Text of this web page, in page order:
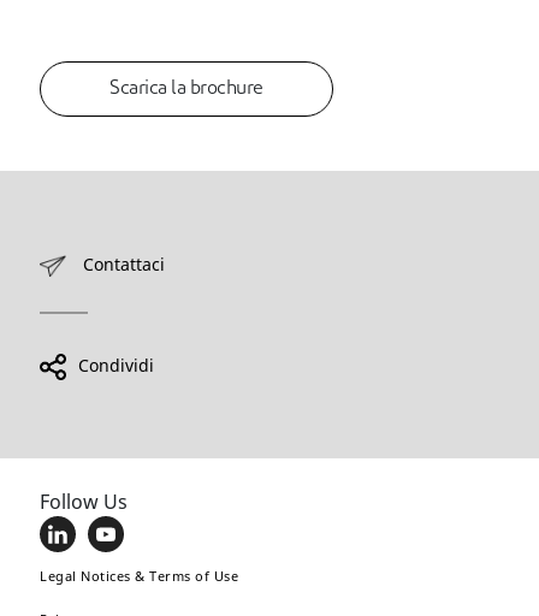
Scarica la brochure
Contattaci
Condividi
Follow Us
Legal Notices & Terms of Use